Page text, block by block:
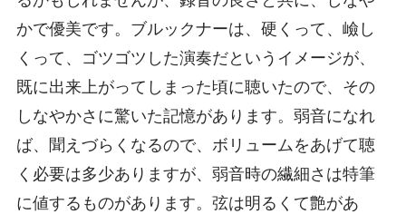
かで優美です。ブルックナーは、硬くって、嶮し
くって、ゴツゴツした演奏だというイメージが、
既に出来上がってしまった頃に聴いたので、その
しなやかさに驚いた記憶があります。弱音になれ
ば、聞えづらくなるので、ボリュームをあげて聴
く必要は多少ありますが、弱音時の繊細さは特筆
に値するものがあります。弦は明るくて艶があ